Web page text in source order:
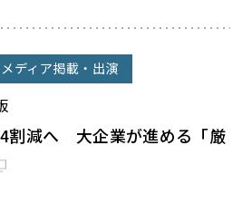
メディア掲載・出演
割減へ 大企業が進める「厳